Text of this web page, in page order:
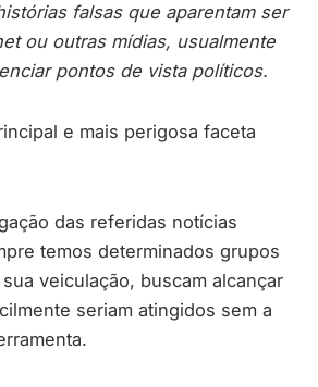
falsas que aparentam ser
ou outras mídias, usualmente
pontos de vista políticos.
e mais perigosa faceta
das referidas notícias
temos determinados grupos
veiculação, buscam alcançar
seriam atingidos sem a